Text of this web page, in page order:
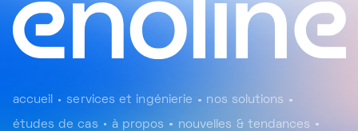
accueil services et ingénierie nos solutions
études de cas à propos nouvelles & tendances